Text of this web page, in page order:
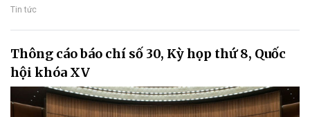
Tin tức
Thông cáo báo chí số 30, Kỳ họp thứ 8, Quốc
hội khóa XV